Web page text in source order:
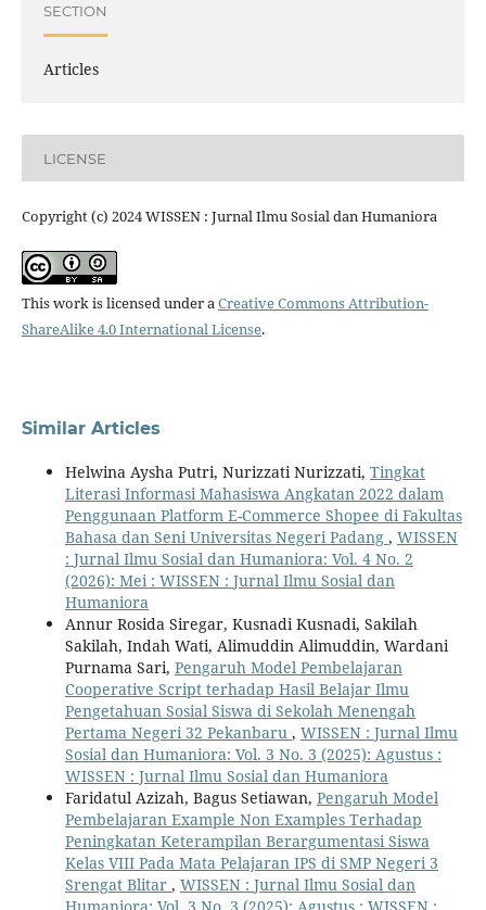
SECTION
Articles
LICENSE
Copyright (c) 2024 WISSEN : Jurnal Ilmu Sosial dan Humaniora
This work is licensed under aCreative Commons Attribution-
ShareAlike 4.0 International License.
Similar Articles
Helwina Aysha Putri, Nurizzati Nurizzati, Tingkat
Literasi Informasi Mahasiswa Angkatan 2022 dalam
Penggunaan Platform E-Commerce Shopee di Fakultas
Bahasa dan Seni Universitas Negeri Padang , WISSEN
: Jurnal Ilmu Sosial dan Humaniora: Vol. 4 No. 2
(2026): Mei : WISSEN : Jurnal Ilmu Sosial dan
Humaniora
Annur Rosida Siregar, Kusnadi Kusnadi, Sakilah
Sakilah, Indah Wati, Alimuddin Alimuddin, Wardani
Purnama Sari, Pengaruh Model Pembelajaran
Cooperative Script terhadap Hasil Belajar Ilmu
Pengetahuan Sosial Siswa di Sekolah Menengah
Pertama Negeri 32 Pekanbaru , WISSEN : Jurnal Ilmu
Sosial dan Humaniora: Vol. 3 No. 3 (2025): Agustus :
WISSEN : Jurnal Ilmu Sosial dan Humaniora
Faridatul Azizah, Bagus Setiawan, Pengaruh Model
Pembelajaran Example Non Examples Terhadap
Peningkatan Keterampilan Berargumentasi Siswa
Kelas VIII Pada Mata Pelajaran IPS di SMP Negeri 3
Srengat Blitar , WISSEN : Jurnal Ilmu Sosial dan